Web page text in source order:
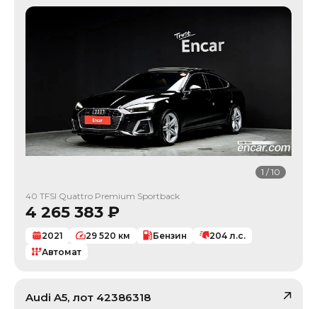
1 /10
40 TFSI Quattro Premium Sportback
4 265 383 ₽
2021 29 520 км Бензин 204 л.с.
Автомат
Audi A5, лот 42386318